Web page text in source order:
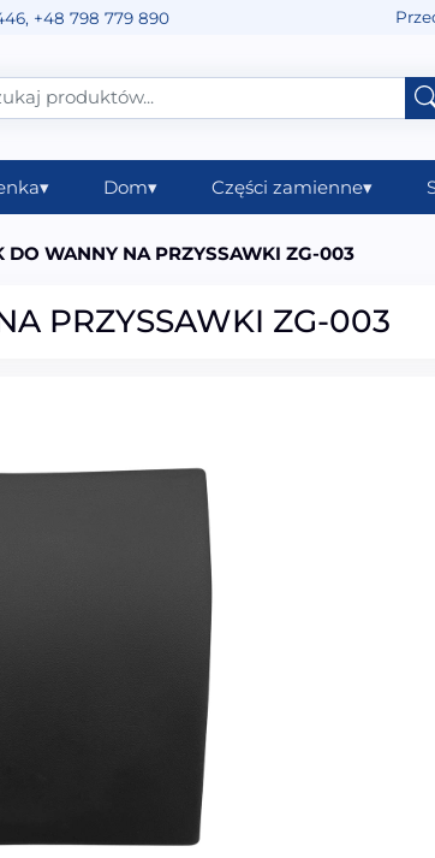
, +48 798 779 890
▾ Dom▾ Części zamienne▾
DO WANNY NA PRZYSSAWKI ZG-003
PRZYSSAWKI ZG-003